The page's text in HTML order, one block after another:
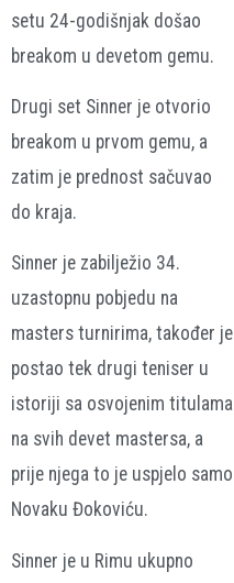
setu 24-godišnjak došao
breakom u devetom gemu.
Drugi set Sinner je otvorio
breakom u prvom gemu, a
zatim je prednost sačuvao
do kraja.
Sinner je zabilježio 34.
uzastopnu pobjedu na
masters turnirima, također je
postao tek drugi teniser u
istoriji sa osvojenim titulama
na svih devet mastersa, a
prije njega to je uspjelo samo
Novaku Đokoviću.
Sinner je u Rimu ukupno